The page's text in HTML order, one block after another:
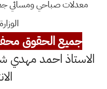
معدلات صباحي ومسائي
جميع الحقوق
الاستاذ احمد مهدي